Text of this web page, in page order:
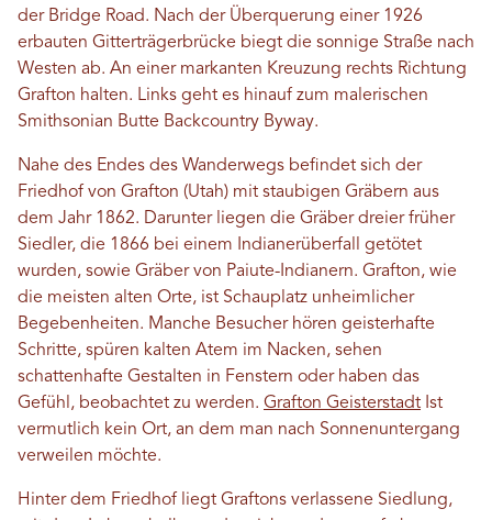
der Bridge Road. Nach der Überquerung einer 1926
erbauten Gitterträgerbrücke biegt die sonnige Straße nach
Westen ab. An einer markanten Kreuzung rechts Richtung
Grafton halten. Links geht es hinauf zum malerischen
Smithsonian Butte Backcountry Byway.
Nahe des Endes des Wanderwegs befindet sich der
Friedhof von Grafton (Utah) mit staubigen Gräbern aus
dem Jahr 1862. Darunter liegen die Gräber dreier früher
Siedler, die 1866 bei einem Indianerüberfall getötet
wurden, sowie Gräber von Paiute-Indianern. Grafton, wie
die meisten alten Orte, ist Schauplatz unheimlicher
Begebenheiten. Manche Besucher hören geisterhafte
Schritte, spüren kalten Atem im Nacken, sehen
schattenhafte Gestalten in Fenstern oder haben das
Gefühl, beobachtet zu werden. Grafton Geisterstadt Ist
vermutlich kein Ort, an dem man nach Sonnenuntergang
verweilen möchte.
Hinter dem Friedhof liegt Graftons verlassene Siedlung,